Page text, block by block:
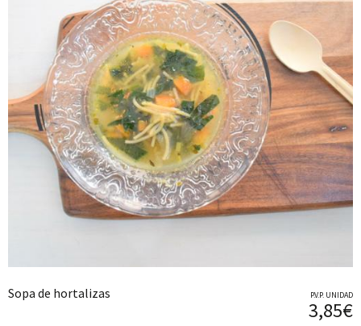
Sopa de hortalizas P.V.P. UNIDAD
3,85€